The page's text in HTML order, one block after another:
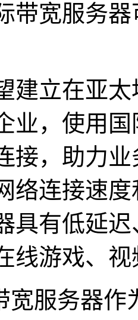
带宽服务
立在亚太
业，使用
接，助力
络连接速
具有低延
线游戏、
服务器作